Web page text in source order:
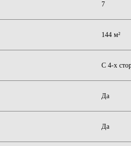
7
144 м²
С 4-х
Да
Да